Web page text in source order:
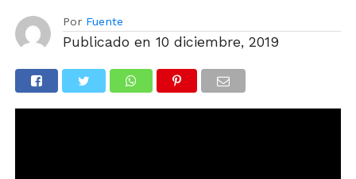
Por Fuente
Publicado en 10 diciembre, 2019